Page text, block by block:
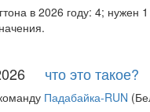
в 2026 году: 4; нужен
что это такое?
Падабайка-RUN